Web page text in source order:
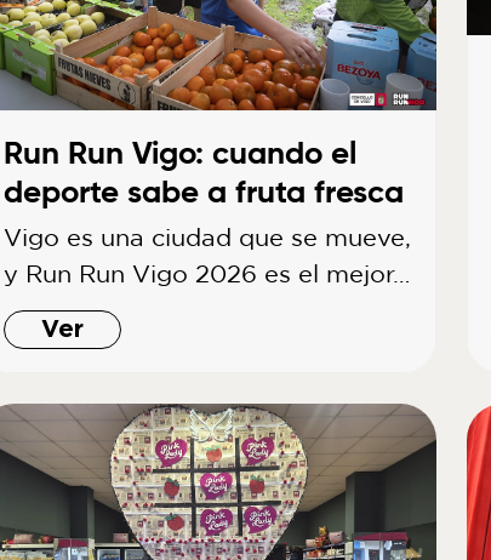
Run Run Vigo: cuando el
deporte sabe a fruta fresca
Vigo es una ciudad que se mueve,
y Run Run Vigo 2026 es el mejor…
Ver